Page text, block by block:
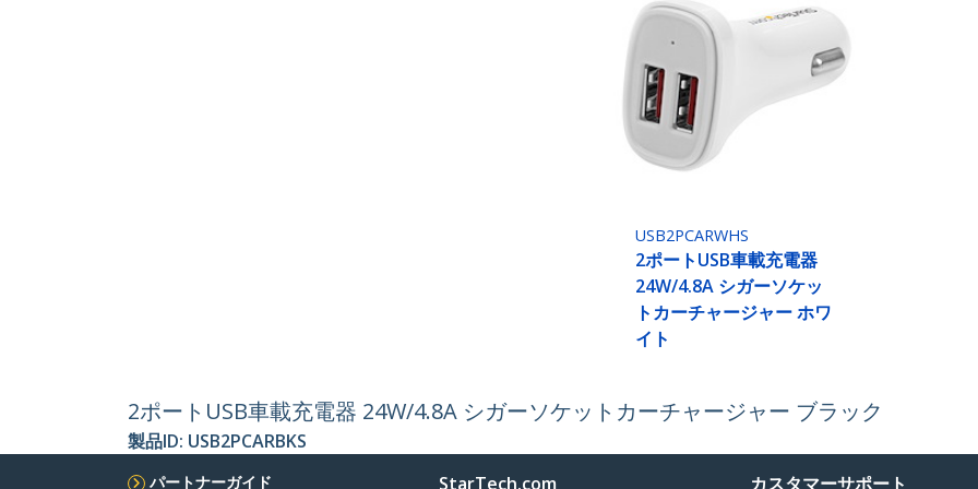
USB2PCARWHS
2ポートUSB車載充電器
24W/4.8A シガーソケッ
トカーチャージャー ホワ
イト
2ポートUSB車載充電器 24W/4.8A シガーソケットカーチャージャー ブラック
製品ID: USB2PCARBKS
パートナーガイド StarTech.com カスタマーサポート